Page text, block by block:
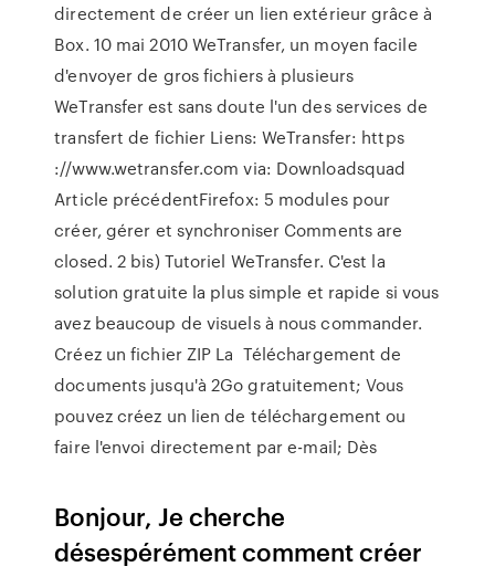
directement de créer un lien extérieur grâce à
Box. 10 mai 2010 WeTransfer, un moyen facile
d'envoyer de gros fichiers à plusieurs
WeTransfer est sans doute l'un des services de
transfert de fichier Liens: WeTransfer: https
://www.wetransfer.com via: Downloadsquad
Article précédentFirefox: 5 modules pour
créer, gérer et synchroniser Comments are
closed. 2 bis) Tutoriel WeTransfer. C'est la
solution gratuite la plus simple et rapide si vous
avez beaucoup de visuels à nous commander.
Créez un fichier ZIP La Téléchargement de
documents jusqu'à 2Go gratuitement; Vous
pouvez créez un lien de téléchargement ou
faire l'envoi directement par e-mail; Dès
Bonjour, Je cherche
désespérément comment créer